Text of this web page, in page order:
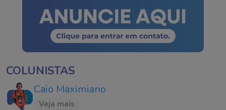
COLUNISTAS
Caio Maximiano
Veja mais